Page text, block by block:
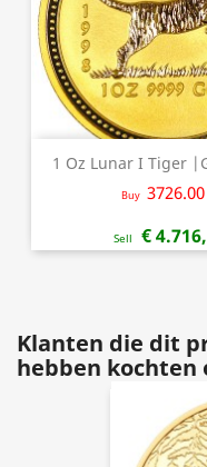
1 Oz Lunar I Tiger
Buy
Sell €
Klanten die dit
hebben kochten